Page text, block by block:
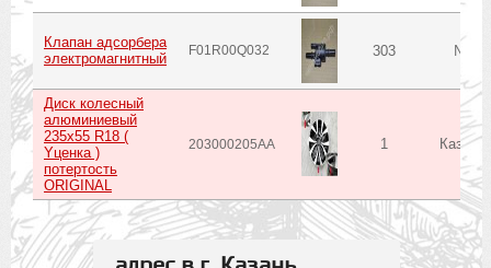
Клапан адсорбера
электромагнитный
F01R00Q032 303 №12
Диск колесный
алюминиевый
235x55 R18 (
Yценка )
потертость
ORIGINAL
203000205AA 1 Казань